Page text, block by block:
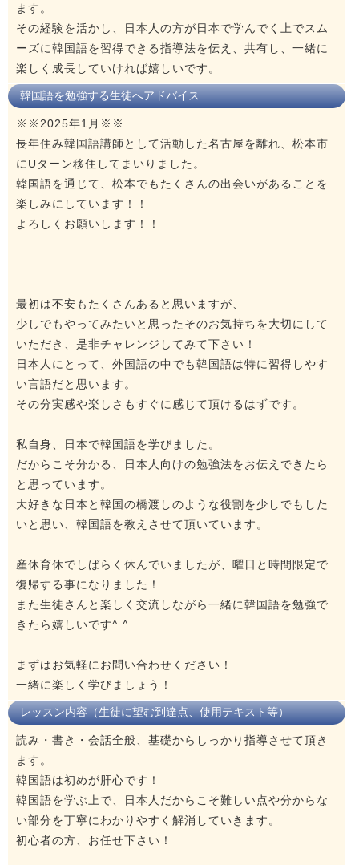
ます。
その経験を活かし、日本人の方が日本で学んでく上でスム
ーズに韓国語を習得できる指導法を伝え、共有し、一緒に
楽しく成長していければ嬉しいです。
韓国語を勉強する生徒へアドバイス
※※2025年1月※※
長年住み韓国語講師として活動した名古屋を離れ、松本市
にUターン移住してまいりました。
韓国語を通じて、松本でもたくさんの出会いがあることを
楽しみにしています！！
よろしくお願いします！！
最初は不安もたくさんあると思いますが、
少しでもやってみたいと思ったそのお気持ちを大切にして
いただき、是非チャレンジしてみて下さい！
日本人にとって、外国語の中でも韓国語は特に習得しやす
い言語だと思います。
その分実感や楽しさもすぐに感じて頂けるはずです。
私自身、日本で韓国語を学びました。
だからこそ分かる、日本人向けの勉強法をお伝えできたら
と思っています。
大好きな日本と韓国の橋渡しのような役割を少しでもした
いと思い、韓国語を教えさせて頂いています。
産休育休でしばらく休んでいましたが、曜日と時間限定で
復帰する事になりました！
また生徒さんと楽しく交流しながら一緒に韓国語を勉強で
きたら嬉しいです^ ^
まずはお気軽にお問い合わせください！
一緒に楽しく学びましょう！
レッスン内容（生徒に望む到達点、使用テキスト等）
読み・書き・会話全般、基礎からしっかり指導させて頂き
ます。
韓国語は初めが肝心です！
韓国語を学ぶ上で、日本人だからこそ難しい点や分からな
い部分を丁寧にわかりやすく解消していきます。
初心者の方、お任せ下さい！